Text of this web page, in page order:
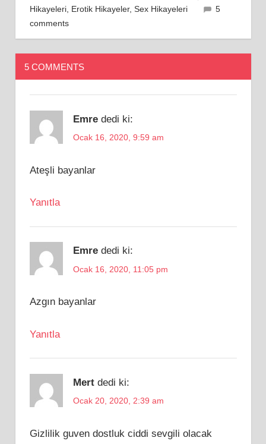
Hikayeleri, Erotik Hikayeler, Sex Hikayeleri
5
comments
5 COMMENTS
Emre dedi ki:
Ocak 16, 2020, 9:59 am
Ateşli bayanlar
Yanıtla
Emre dedi ki:
Ocak 16, 2020, 11:05 pm
Azgın bayanlar
Yanıtla
Mert dedi ki:
Ocak 20, 2020, 2:39 am
Gizlilik guven dostluk ciddi sevgili olacak